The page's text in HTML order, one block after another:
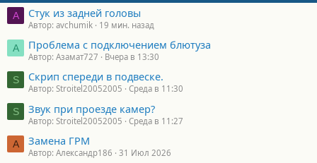
A Стук из задней головы
Автор: avchumik 19 мин. назад
А Проблема с подключением блютуза
Автор: Азамат727 Вчера в 13:30
S Скрип спереди в подвеске.
Автор: Stroitel20052005 Среда в 11:30
S Звук при проезде камер?
Автор: Stroitel20052005 Среда в 11:27
А Замена ГРМ
Автор: Александр186 31 Июл 2026